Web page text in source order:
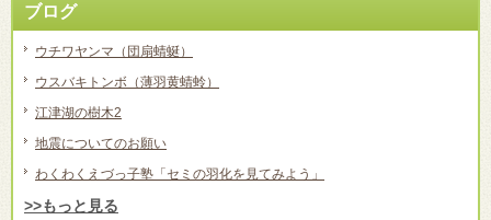
ブログ
ウチワヤンマ（団扇蜻蜒）
ウスバキトンボ（薄羽黄蜻蛉）
江津湖の樹木2
地震についてのお願い
わくわくえづっ子塾「セミの羽化を見てみよう」
>>もっと見る